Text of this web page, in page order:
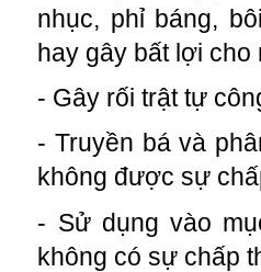
nhục, phỉ báng,
hay gây bất lợi cho
- Gây rối trật tự
- Truyền bá và
không được sự
- Sử dụng vào
không có sự chấp